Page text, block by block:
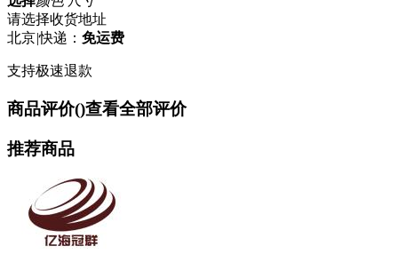
请选择收货地址
北京|快递： 免运费
支持极速退款
商品评价()查看全部评价
推荐商品